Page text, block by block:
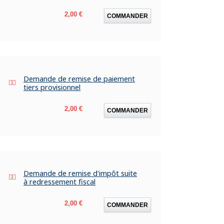
Prix
2,00 € COMMANDER
Demande de remise de paiement
tiers provisionnel
Prix
2,00 € COMMANDER
Demande de remise d'impôt suite
à redressement fiscal
Prix
2,00 € COMMANDER